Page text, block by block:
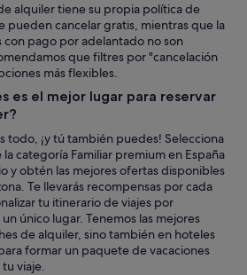
alquiler tiene su propia política de
pueden cancelar gratis, mientras que la
con pago por adelantado no son
que filtres por "cancelación
más flexibles.
es el mejor lugar para reservar
todo, ¡y tú también puedes! Selecciona
categoría Familiar premium en España
y obtén las mejores ofertas disponibles
Te llevarás recompensas por cada
tu itinerario de viajes por
único lugar. Tenemos las mejores
de alquiler, sino también en hoteles
formar un paquete de vacaciones
viaje.